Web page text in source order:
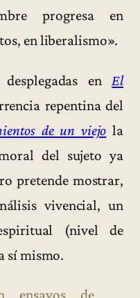
progresa en
en liberalismo».
en El
repentina del
de un viejo la
del sujeto ya
pretende mostrar,
vivencial, un
(nivel de
sí mismo.
ensayos de